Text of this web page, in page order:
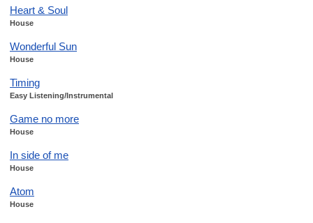
Heart & Soul
House
Wonderful Sun
House
Timing
Easy Listening/Instrumental
Game no more
House
In side of me
House
Atom
House